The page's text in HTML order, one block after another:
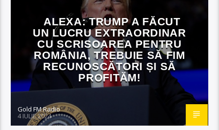
ALEXA: TRUMP A FĂCUT
UN LUCRU EXTRAORDINAR
CU SCRISOAREA PENTRU
ROMÂNIA, TREBUIE SĂ FIM
RECUNOSCĂTORI ȘI SĂ
PROFITĂM!
Gold FM Radio
4 IULIE 2024